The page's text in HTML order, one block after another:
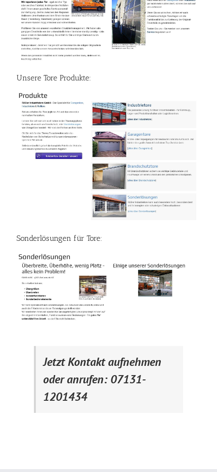
Unsere Tore Produkte:
Sonderlösungen für Tore:
Jetzt Kontakt aufnehmen
oder anrufen: 07131-
1201434